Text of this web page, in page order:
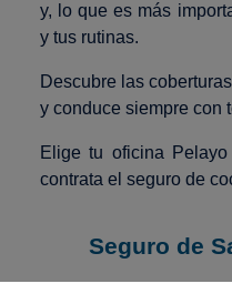
y, lo que es más
y tus rutinas.
Descubre las
y conduce siempre con
Elige tu oficina
contrata el seguro de
Seguro de